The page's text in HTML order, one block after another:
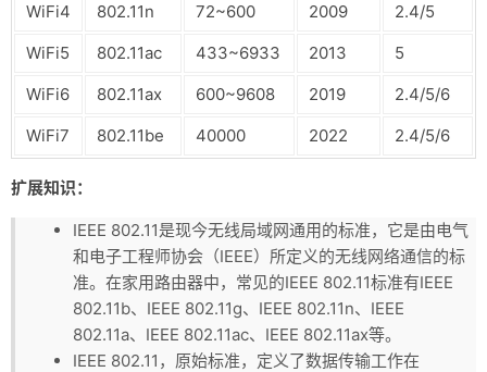
WiFi4
802.11n 72~600 2009
2.4/5
WiFi5
802.11ac 433~6933 2013
5
WiFi6
802.11ax 600~9608 2019
2.4/5/6
WiFi7
802.11be 40000 2022 2.4/5/6
扩展知识：
IEEE 802.11是现今无线局域网通用的标准，它是由电气
和电子工程师协会（IEEE）所定义的无线网络通信的标
准。在家用路由器中，常见的IEEE 802.11标准有IEEE
802.11b、IEEE 802.11g、IEEE 802.11n、IEEE
802.11a、IEEE 802.11ac、IEEE 802.11ax等。
IEEE 802.11，原始标准，定义了数据传输工作在